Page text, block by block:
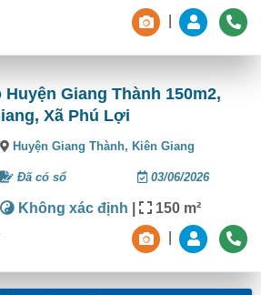
Giang Thành 150m2,
Xã Phú Lợi
Huyện Giang Thành,Kiên Giang
Đã có sổ 03/06/2026
Không xác định | 150 m²